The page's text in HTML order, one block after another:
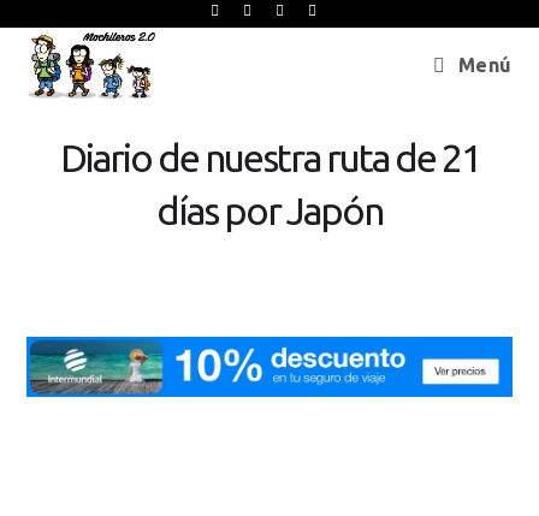
Menú
Diario de nuestra ruta de 21
días por Japón